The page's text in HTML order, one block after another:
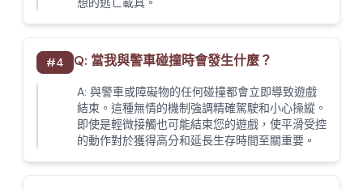
#4 Q: 當我與警車碰撞時會發生什麼？
A: 與警車或障礙物的任何碰撞都會立即導致遊戲
結束。這種無情的機制強調精確駕駛和小心操縱。
即使是輕微接觸也可能結束您的遊戲，使平滑受控
的動作對於獲得高分和延長生存時間至關重要。